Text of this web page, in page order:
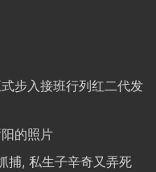
步入接班行列红二代发
的照片
捕, 私生子辛奇又弄死